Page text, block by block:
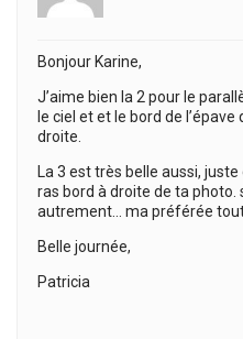
Bonjour Karine,
J’aime bien la 2 pour le
le ciel et et le bord de
droite.
La 3 est très belle aussi,
ras bord à droite de ta
autrement… ma préférée
Belle journée,
Patricia